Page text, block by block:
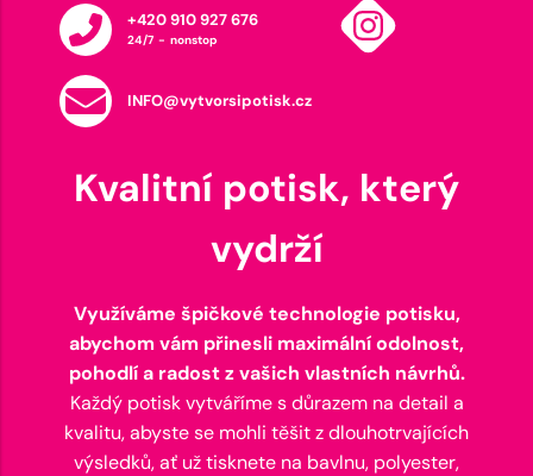
+420 910 927 676
24/7 - nonstop
INFO@vytvorsipotisk.cz
Kvalitní potisk, který
vydrží
Využíváme špičkové technologie potisku,
abychom vám přinesli maximální odolnost,
pohodlí a radost z vašich vlastních návrhů.
Každý potisk vytváříme s důrazem na detail a
kvalitu, abyste se mohli těšit z dlouhotrvajících
výsledků, ať už tisknete na bavlnu, polyester,